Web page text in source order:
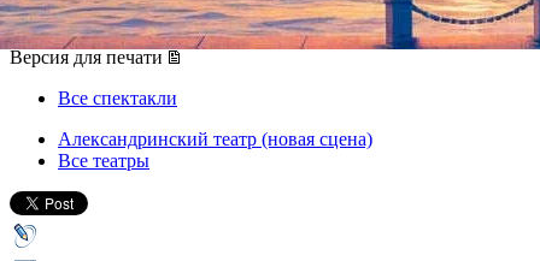
01 марта 2019, пятница-02 марта 2019, суббота
Версия для печати
Все спектакли
Александринский театр (новая сцена)
Все театры